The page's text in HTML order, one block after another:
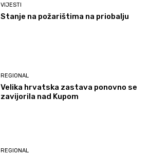
VIJESTI
Stanje na požarištima na priobalju
REGIONAL
Velika hrvatska zastava ponovno se
zavijorila nad Kupom
REGIONAL